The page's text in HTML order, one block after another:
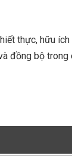
thực, hữu ích
đồng bộ trong